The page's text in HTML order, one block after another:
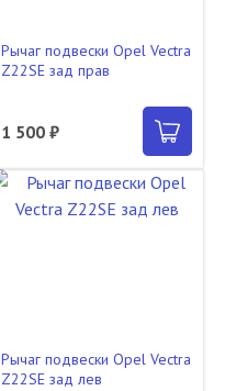
Рычаг подвески Opel Vectra
Z22SE зад прав
1 500 ₽
Рычаг подвески Opel Vectra
Z22SE зад лев